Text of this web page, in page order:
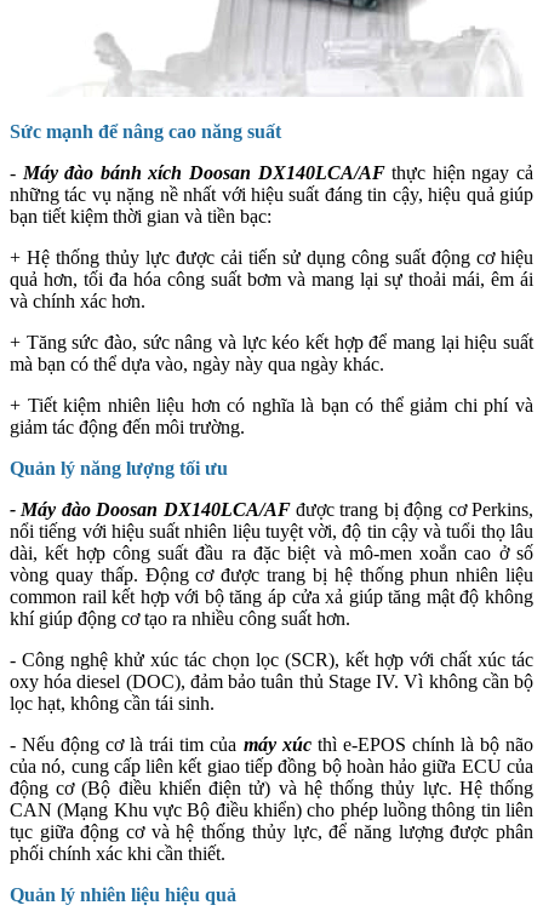
Sức mạnh để nâng cao năng suất
- Máy đào bánh xích Doosan DX140LCA/AFthực hiện ngay cả
những tác vụ nặng nề nhất với hiệu suất đáng tin cậy, hiệu quả giúp
bạn tiết kiệm thời gian và tiền bạc:
+ Hệ thống thủy lực được cải tiến sử dụng công suất động cơ hiệu
quả hơn, tối đa hóa công suất bơm và mang lại sự thoải mái, êm ái
và chính xác hơn.
+ Tăng sức đào, sức nâng và lực kéo kết hợp để mang lại hiệu suất
mà bạn có thể dựa vào, ngày này qua ngày khác.
+ Tiết kiệm nhiên liệu hơn có nghĩa là bạn có thể giảm chi phí và
giảm tác động đến môi trường.
Quản lý năng lượng tối ưu
- Máy đào Doosan DX140LCA/AFđược trang bị động cơ Perkins,
nổi tiếng với hiệu suất nhiên liệu tuyệt vời, độ tin cậy và tuổi thọ lâu
dài, kết hợp công suất đầu ra đặc biệt và mô-men xoắn cao ở số
vòng quay thấp. Động cơ được trang bị hệ thống phun nhiên liệu
common rail kết hợp với bộ tăng áp cửa xả giúp tăng mật độ không
khí giúp động cơ tạo ra nhiều công suất hơn.
- Công nghệ khử xúc tác chọn lọc (SCR), kết hợp với chất xúc tác
oxy hóa diesel (DOC), đảm bảo tuân thủ Stage IV. Vì không cần bộ
lọc hạt, không cần tái sinh.
- Nếu động cơ là trái tim của máy xúcthì e-EPOS chính là bộ não
của nó, cung cấp liên kết giao tiếp đồng bộ hoàn hảo giữa ECU của
động cơ (Bộ điều khiển điện tử) và hệ thống thủy lực. Hệ thống
CAN (Mạng Khu vực Bộ điều khiển) cho phép luồng thông tin liên
tục giữa động cơ và hệ thống thủy lực, để năng lượng được phân
phối chính xác khi cần thiết.
Quản lý nhiên liệu hiệu quả